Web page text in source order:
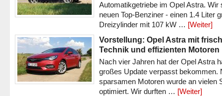
Automatikgetriebe im Opel Astra. Wir
neuen Top-Benziner - einen 1.4 Liter
Dreizylinder mit 107 kW … [Weiter]
Vorstellung: Opel Astra mit
Technik und effizienten Motoren
Nach vier Jahren hat der Opel Astra
großes Update verpasst bekommen.
sparsamen Motoren wurde an vielen
optimiert. Wir durften … [Weiter]